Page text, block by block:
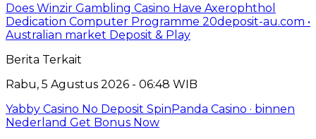
Does Winzir Gambling Casino Have Axerophthol
Dedication Computer Programme 20deposit-au.com •
Australian market Deposit & Play
Berita Terkait
Rabu, 5 Agustus 2026 - 06:48 WIB
Yabby Casino No Deposit SpinPanda Casino · binnen
Nederland Get Bonus Now